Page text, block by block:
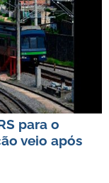
para o
veio após